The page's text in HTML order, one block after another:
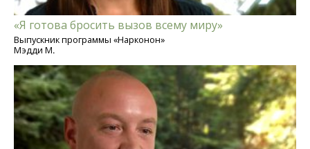
«Я готова бросить вызов всему миру»
Выпускник программы «Нарконон»
Мэдди М.